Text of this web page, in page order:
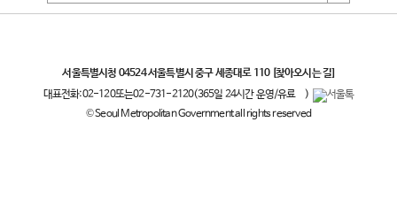
서울특별시청 04524 서울특별시 중구 세종대로 110 [찾아오시는 길]
대표전화:02-120또는02-731-2120(365일 24시간 운영/유료
)
© Seoul Metropolitan Government all rights reserved